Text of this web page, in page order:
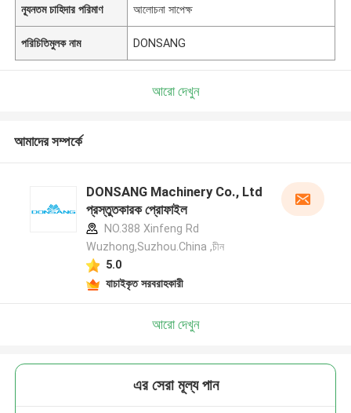
ন্যূনতম চাহিদার পরিমাণ আলোচনা সাপেক্ষ
পরিচিতিমুলক নাম DONSANG
আরো দেখুন
আমাদের সম্পর্কে
DONSANG Machinery Co., Ltd
প্রস্তুতকারক প্রোফাইল
NO.388 Xinfeng Rd
Wuzhong,Suzhou.China ,চীন
5.0
যাচাইকৃত সরবরাহকারী
আরো দেখুন
এর সেরা মূল্য পান